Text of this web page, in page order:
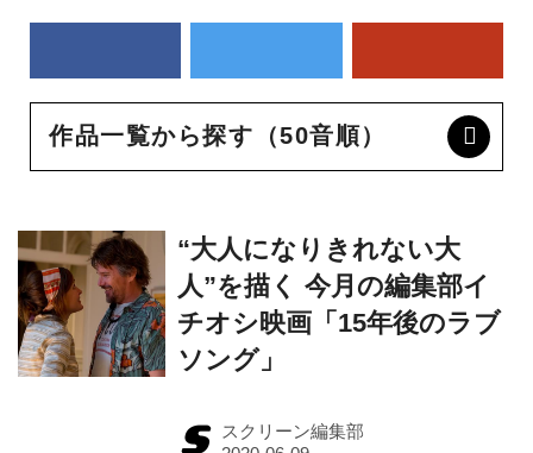
作品一覧から探す（50音順）
“大人になりきれない大
人”を描く 今月の編集部イ
チオシ映画「15年後のラブ
ソング」
スクリーン編集部